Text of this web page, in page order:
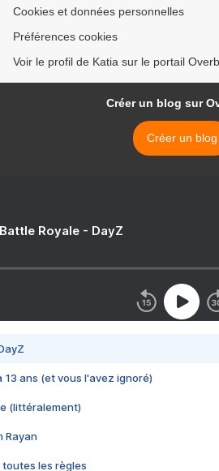
Cookies et données personnelles
Préférences cookies
Voir le profil de Katia sur le portail
Créer un blog sur
Créer un blog
Royale - DayZ
13 ans (et vous l'avez ignoré)
(littéralement)
Rayan
toutes les règles